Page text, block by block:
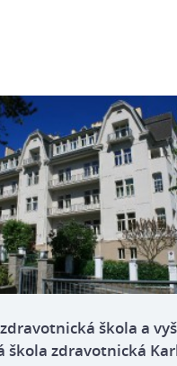
škola a
škola zdravotnická